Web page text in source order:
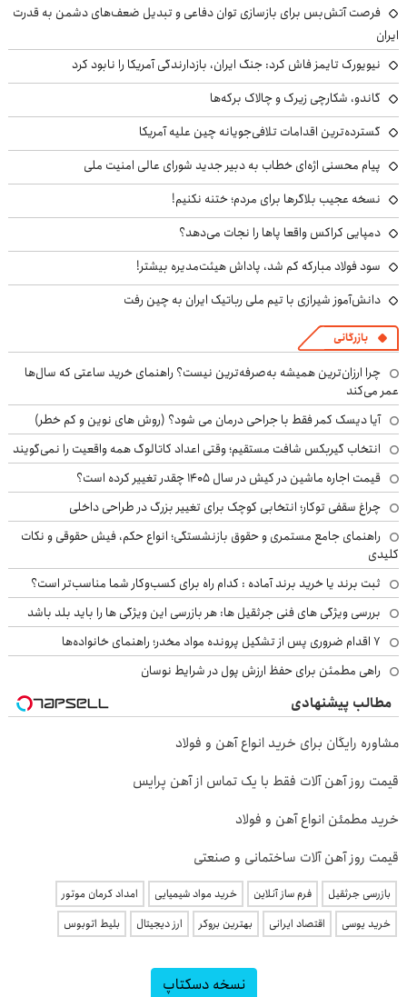
فرصت آتش‌بس برای بازسازی توان دفاعی و تبدیل ضعف‌های دشمن به قدرت
ایران
نیویورک تایمز فاش کرد: جنگ ایران، بازدارندگی آمریکا را نابود کرد
گاندو، شکارچی زیرک و چالاک برکه‌ها
گسترده‌ترین اقدامات تلافی‌جویانه چین علیه آمریکا
پیام محسنی اژه‌ای خطاب به دبیر جدید شورای عالی امنیت ملی
نسخه عجیب بلاگرها برای مردم؛ ختنه نکنیم!
دمپایی کراکس واقعا پاها را نجات می‌دهد؟
سود فولاد مبارکه کم شد، پاداش هیئت‌مدیره بیشتر!
دانش‌آموز شیرازی با تیم ملی رباتیک ایران به چین رفت
بازرگانی
چرا ارزان‌ترین همیشه به‌صرفه‌ترین نیست؟ راهنمای خرید ساعتی که سال‌ها
عمر می‌کند
آیا دیسک کمر فقط با جراحی درمان می شود؟ (روش های نوین و کم خطر)
انتخاب گیربکس شافت مستقیم؛ وقتی اعداد کاتالوگ همه واقعیت را نمی‌گویند
قیمت اجاره ماشین در کیش در سال ۱۴۰۵ چقدر تغییر کرده است؟
چراغ سقفی توکار؛ انتخابی کوچک برای تغییر بزرگ در طراحی داخلی
راهنمای جامع مستمری و حقوق بازنشستگی؛ انواع حکم، فیش حقوقی و نکات
کلیدی
ثبت برند یا خرید برند آماده : کدام راه برای کسب‌وکار شما مناسب‌تر است؟
بررسی ویژگی های فنی جرثقیل ها: هر بازرسی این ویژگی ها را باید بلد باشد
۷ اقدام ضروری پس از تشکیل پرونده مواد مخدر؛ راهنمای خانواده‌ها
راهی مطمئن برای حفظ ارزش پول در شرایط نوسان
مطالب پیشنهادی
مشاوره رایگان برای خرید انواع آهن و فولاد
قیمت روز آهن آلات فقط با یک تماس از آهن پرایس
خرید مطمئن انواع آهن و فولاد
قیمت روز آهن آلات ساختمانی و صنعتی
بازرسی جرثقیل فرم ساز آنلاین خرید مواد شیمیایی
امداد کرمان موتور
خرید یوسی
اقتصاد ایرانی بهترین بروکر ارز دیجیتال بلیط اتوبوس
نسخه دسکتاپ